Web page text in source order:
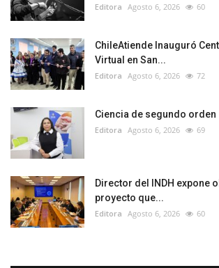
Editora Agosto 6, 2026 60
ChileAtiende Inauguró
Virtual en San...
Editora Agosto 6, 2026 72
Ciencia de segundo orden
Editora Agosto 6, 2026 69
Director del INDH expone
proyecto que...
Editora Agosto 6, 2026 60